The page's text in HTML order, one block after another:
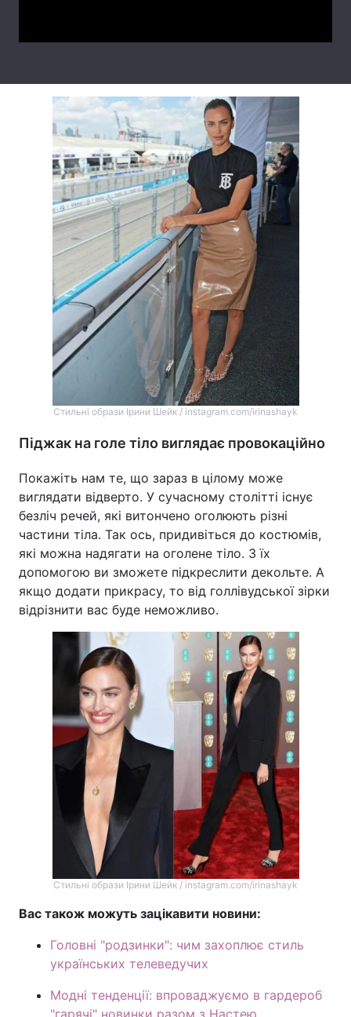
Стильні образи Ірини Шейк / instagram.com/irinashayk
Піджак на голе тіло виглядає провокаційно
Покажіть нам те, що зараз в цілому може
виглядати відверто. У сучасному столітті існує
безліч речей, які витончено оголюють різні
частини тіла. Так ось, придивіться до костюмів,
які можна надягати на оголене тіло. З їх
допомогою ви зможете підкреслити декольте. А
якщо додати прикрасу, то від голлівудської зірки
відрізнити вас буде неможливо.
Стильні образи Ірини Шейк / instagram.com/irinashayk
Вас також можуть зацікавити новини:
Головні "родзинки": чим захоплює стиль
українських телеведучих
Модні тенденції: впроваджуємо в гардероб
"гарячі" новинки разом з Настею